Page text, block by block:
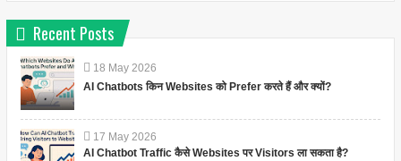
Recent Posts
18 May 2026
AI Chatbots किन Websites को Prefer करते हैं और क्यों?
17 May 2026
AI Chatbot Traffic कैसे Websites पर Visitors ला सकता है?